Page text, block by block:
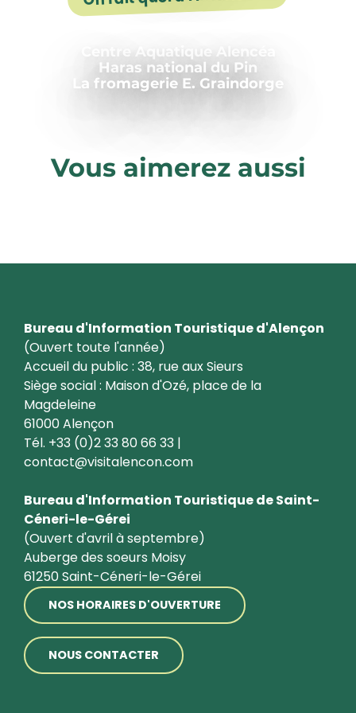
Centre Aquatique Alencéa
Haras national du Pin
La fromagerie E. Graindorge
Vous aimerez aussi
Bureau d'Information Touristique d'Alençon
(Ouvert toute l'année)
Accueil du public : 38, rue aux Sieurs
Siège social : Maison d'Ozé, place de la
Magdeleine
61000 Alençon
Tél. +33 (0)2 33 80 66 33 |
contact@visitalencon.com
Bureau d'Information Touristique de Saint-
Céneri-le-Gérei
(Ouvert d'avril à septembre)
Auberge des soeurs Moisy
61250 Saint-Céneri-le-Gérei
NOS HORAIRES D'OUVERTURE
NOUS CONTACTER